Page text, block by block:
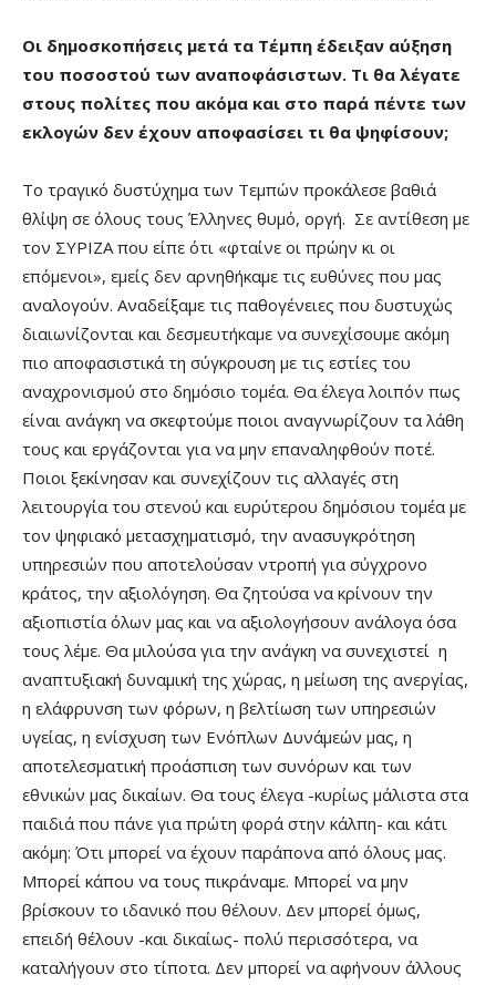
Οι δημοσκοπήσεις μετά τα Τέμπη έδειξαν αύξηση
του ποσοστού των αναποφάσιστων. Τι θα λέγατε
στους πολίτες που ακόμα και στο παρά πέντε των
εκλογών δεν έχουν αποφασίσει τι θα ψηφίσουν;
Το τραγικό δυστύχημα των Τεμπών προκάλεσε βαθιά
θλίψη σε όλους τους Έλληνες θυμό, οργή. Σε αντίθεση με
τον ΣΥΡΙΖΑ που είπε ότι «φταίνε οι πρώην κι οι
επόμενοι», εμείς δεν αρνηθήκαμε τις ευθύνες που μας
αναλογούν. Αναδείξαμε τις παθογένειες που δυστυχώς
διαιωνίζονται και δεσμευτήκαμε να συνεχίσουμε ακόμη
πιο αποφασιστικά τη σύγκρουση με τις εστίες του
αναχρονισμού στο δημόσιο τομέα. Θα έλεγα λοιπόν πως
είναι ανάγκη να σκεφτούμε ποιοι αναγνωρίζουν τα λάθη
τους και εργάζονται για να μην επαναληφθούν ποτέ.
Ποιοι ξεκίνησαν και συνεχίζουν τις αλλαγές στη
λειτουργία του στενού και ευρύτερου δημόσιου τομέα με
τον ψηφιακό μετασχηματισμό, την ανασυγκρότηση
υπηρεσιών που αποτελούσαν ντροπή για σύγχρονο
κράτος, την αξιολόγηση. Θα ζητούσα να κρίνουν την
αξιοπιστία όλων μας και να αξιολογήσουν ανάλογα όσα
τους λέμε. Θα μιλούσα για την ανάγκη να συνεχιστεί η
αναπτυξιακή δυναμική της χώρας, η μείωση της ανεργίας,
η ελάφρυνση των φόρων, η βελτίωση των υπηρεσιών
υγείας, η ενίσχυση των Ενόπλων Δυνάμεών μας, η
αποτελεσματική προάσπιση των συνόρων και των
εθνικών μας δικαίων. Θα τους έλεγα -κυρίως μάλιστα στα
παιδιά που πάνε για πρώτη φορά στην κάλπη- και κάτι
ακόμη: Ότι μπορεί να έχουν παράπονα από όλους μας.
Μπορεί κάπου να τους πικράναμε. Μπορεί να μην
βρίσκουν το ιδανικό που θέλουν. Δεν μπορεί όμως,
επειδή θέλουν -και δικαίως- πολύ περισσότερα, να
καταλήγουν στο τίποτα. Δεν μπορεί να αφήνουν άλλους